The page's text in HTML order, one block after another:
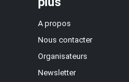
A propos
Nous contacter
Organisateurs
Newsletter